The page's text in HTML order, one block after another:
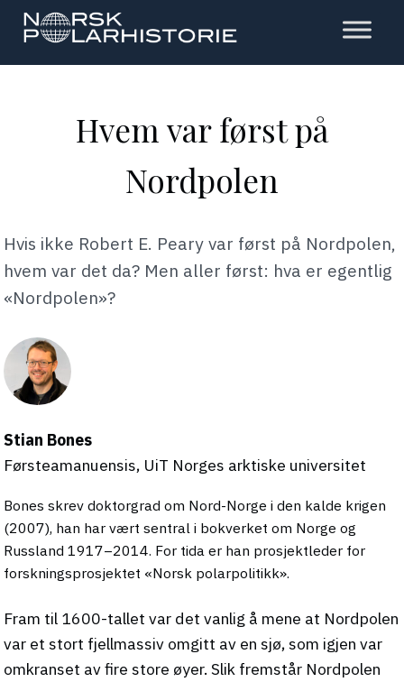
Hopp
hovedinnholdet
Polarhistorie
Hvem var først på
Nordpolen
Hvis ikke Robert E. Peary var først på Nordpolen,
hvem var det da? Men aller først: hva er egentlig
«Nordpolen»?
Stian Bones
Førsteamanuensis, UiT Norges arktiske universitet
Bones skrev doktorgrad om Nord-Norge i den kalde krigen
(2007), han har vært sentral i bokverket om Norge og
Russland 1917–2014. For tida er han prosjektleder for
forskningsprosjektet «Norsk polarpolitikk».
Fram til 1600-tallet var det vanlig å mene at Nordpolen
var et stort fjellmassiv omgitt av en sjø, som igjen var
omkranset av fire store øyer. Slik fremstår Nordpolen